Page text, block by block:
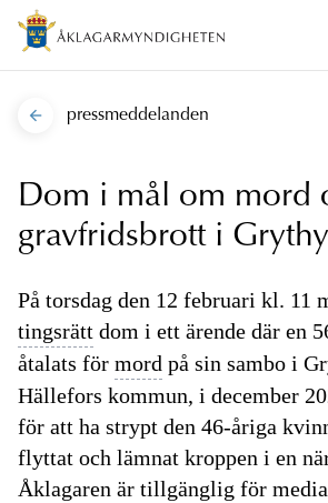
pressmeddelanden
Dom i mål om mord
gravfridsbrott i
På torsdag den 12 februari kl. 11
tingsrätt dom i ett ärende där en
åtalats för mord på sin sambo i
Hällefors kommun, i december
för att ha strypt den 46-åriga
flyttat och lämnat kroppen i en
Åklagaren är tillgänglig för